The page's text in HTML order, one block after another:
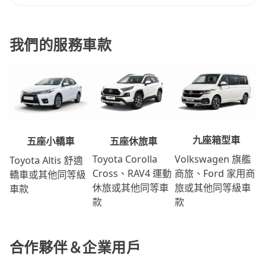
我們的服務車款
五座小轎車
Toyota Altis 舒適
轎車或其他同等級
車款
五座休旅車
Toyota Corolla
Cross、RAV4 運動
休旅或其他同等車
款
九座箱型車
Volkswagen 旗艦
商旅、Ford 家用商
旅或其他同等級車
款
合作夥伴＆企業用戶